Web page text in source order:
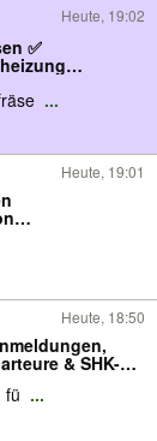
Heute, 19:02
✅
...
Heute, 19:01
Heute, 18:50
& SHK-
fü ...